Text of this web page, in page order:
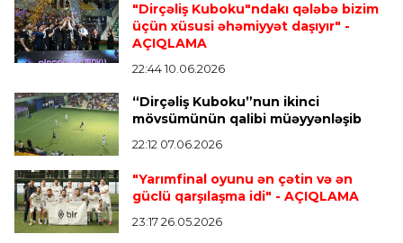
İngiltərə P.L. 23:14 06.08.2026
Alexandre Pato İngiltərə klubunun prezidenti
Transfer 23:08 06.08.2026
"Qalatasaray" Leaunun alternativini "Arsenal"da
tapdı
"Dirçəliş Kuboku"ndakı qələbə bizim
üçün xüsusi əhəmiyyət daşıyır" -
AÇIQLAMA
22:44 10.06.2026
“Dirçəliş Kuboku”nun ikinci
mövsümünün qalibi müəyyənləşib
22:12 07.06.2026
"Yarımfinal oyunu ən çətin və ən
güclü qarşılaşma idi" - AÇIQLAMA
23:17 26.05.2026